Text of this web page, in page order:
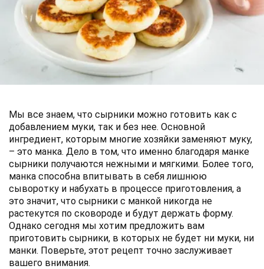
Мы все знаем, что сырники можно готовить как с
добавлением муки, так и без нее. Основной
ингредиент, которым многие хозяйки заменяют муку,
– это манка. Дело в том, что именно благодаря манке
сырники получаются нежными и мягкими. Более того,
манка способна впитывать в себя лишнюю
сыворотку и набухать в процессе приготовления, а
это значит, что сырники с манкой никогда не
растекутся по сковороде и будут держать форму.
Однако сегодня мы хотим предложить вам
приготовить сырники, в которых не будет ни муки, ни
манки. Поверьте, этот рецепт точно заслуживает
вашего внимания.